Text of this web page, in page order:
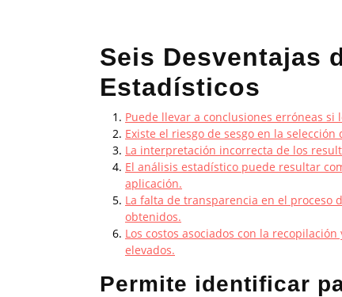
Seis Desventajas
Estadísticos
Puede llevar a conclusiones erróneas
Existe el riesgo de sesgo en la
La interpretación incorrecta de los
El análisis estadístico puede resultar
aplicación.
La falta de transparencia en el proceso
obtenidos.
Los costos asociados con la
elevados.
Permite identificar